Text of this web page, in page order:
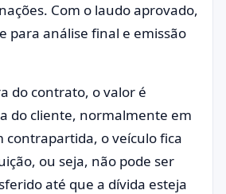
Com o laudo aprovado,
para análise final e emissão
do contrato, o valor é
do cliente, normalmente em
contrapartida, o veículo fica
ou seja, não pode ser
até que a dívida esteja